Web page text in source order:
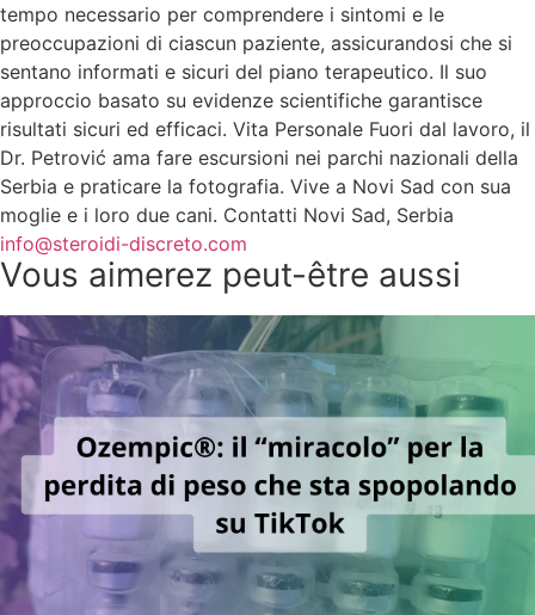
tempo necessario per comprendere i sintomi e le
preoccupazioni di ciascun paziente, assicurandosi che si
sentano informati e sicuri del piano terapeutico. Il suo
approccio basato su evidenze scientifiche garantisce
risultati sicuri ed efficaci. Vita Personale Fuori dal lavoro, il
Dr. Petrović ama fare escursioni nei parchi nazionali della
Serbia e praticare la fotografia. Vive a Novi Sad con sua
moglie e i loro due cani. Contatti Novi Sad, Serbia
info@steroidi-discreto.com
Vous aimerez peut-être aussi